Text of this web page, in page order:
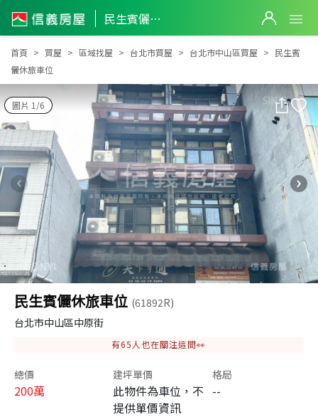
民生賓儷休旅車位
民生賓儷休旅車位
首頁 買屋 區域找屋 台北市買屋 台北市中山區買屋
民生賓
儷休旅車位
圖片 1/6
民生賓儷休旅車位 (61892R)
台北市中山區中原街
有65 人也在關注這間👀
總價
200萬
建坪單價
此物件為車位，不
提供單價資訊
格局
--